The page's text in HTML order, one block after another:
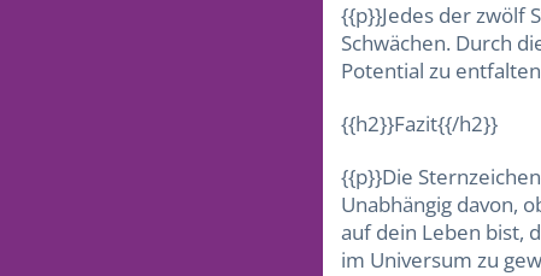
{{p}}Jedes der zwölf
Schwächen. Durch
Potential zu
{{h2}}Fazit{{/h2}}
{{p}}Die
Unabhängig davon,
auf dein Leben bist,
im Universum zu